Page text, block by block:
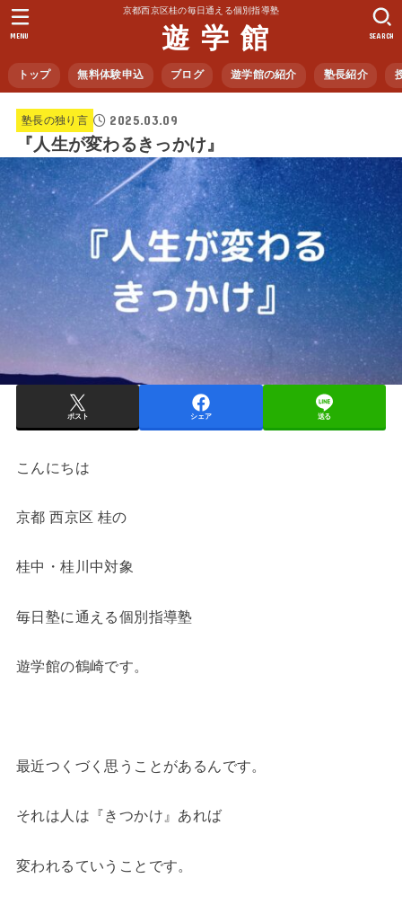
京都西京区桂の毎日通える個別指導塾
遊 学 館
トップ 無料体験申込 ブログ 遊学館の紹介 塾長紹介
SEARCH
MENU
塾長の独り言 2025.03.09
『人生が変わるきっかけ』
ポスト シェア 送る
こんにちは
京都 西京区 桂の
桂中・桂川中対象
毎日塾に通える個別指導塾
遊学館の鶴崎です。
最近つくづく思うことがあるんです。
それは人は『きつかけ』あれば
変われるていうことです。